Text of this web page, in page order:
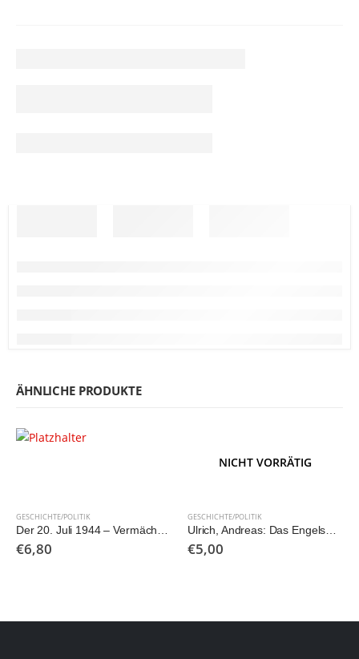
ÄHNLICHE PRODUKTE
GESCHICHTE/POLITIK
Der 20. Juli 1944 – Vermächtnis und Erinnerung. Ausstellungskatalog
€6,80
NICHT VORRÄTIG
GESCHICHTE/POLITIK
Ulrich, Andreas: Das Engelsgesicht – Die Geschichte eines Mafia-Killers aus Deutschland
€5,00